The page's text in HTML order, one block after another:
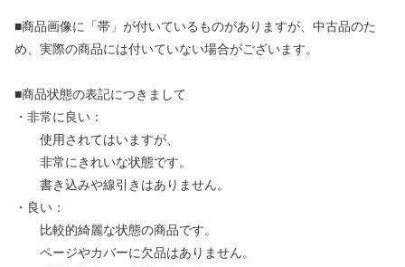
■商品画像に「帯」が付いているものがありますが、中古品のた
め、実際の商品には付いていない場合がございます。
■商品状態の表記につきまして
・非常に良い：
使用されてはいますが、
非常にきれいな状態です。
書き込みや線引きはありません。
・良い：
比較的綺麗な状態の商品です。
ページやカバーに欠品はありません。